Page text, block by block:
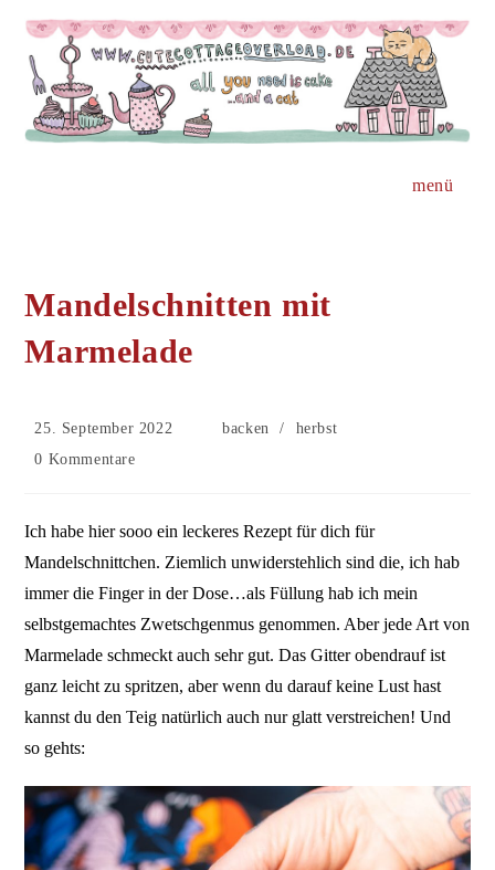
Zum
springen
menü
Mandelschnitten mit
Marmelade
Beitrag
25. September 2022
Beitrags-
backen /
herbst
Beitrags-
0 Kommentare
Ich habe hier sooo ein leckeres Rezept für dich für
Mandelschnittchen. Ziemlich unwiderstehlich sind die, ich hab
immer die Finger in der Dose…als Füllung hab ich mein
selbstgemachtes Zwetschgenmus genommen. Aber jede Art von
Marmelade schmeckt auch sehr gut. Das Gitter obendrauf ist
ganz leicht zu spritzen, aber wenn du darauf keine Lust hast
kannst du den Teig natürlich auch nur glatt verstreichen! Und
so gehts: